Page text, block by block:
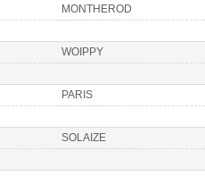
MONTHEROD
WOIPPY
PARIS
SOLAIZE